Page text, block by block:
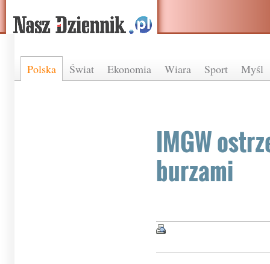
Polska Świat Ekonomia Wiara Sport Myśl
IMGW
burzami